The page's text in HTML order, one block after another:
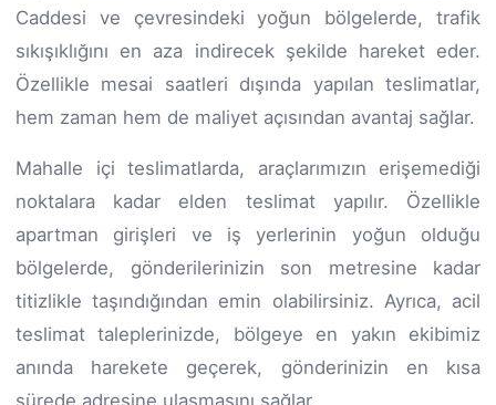
Caddesi ve çevresindeki yoğun bölgelerde, trafik
sıkışıklığını en aza indirecek şekilde hareket eder.
Özellikle mesai saatleri dışında yapılan teslimatlar,
hem zaman hem de maliyet açısından avantaj sağlar.
Mahalle içi teslimatlarda, araçlarımızın erişemediği
noktalara kadar elden teslimat yapılır. Özellikle
apartman girişleri ve iş yerlerinin yoğun olduğu
bölgelerde, gönderilerinizin son metresine kadar
titizlikle taşındığından emin olabilirsiniz. Ayrıca, acil
teslimat taleplerinizde, bölgeye en yakın ekibimiz
anında harekete geçerek, gönderinizin en kısa
sürede adresine ulaşmasını sağlar.